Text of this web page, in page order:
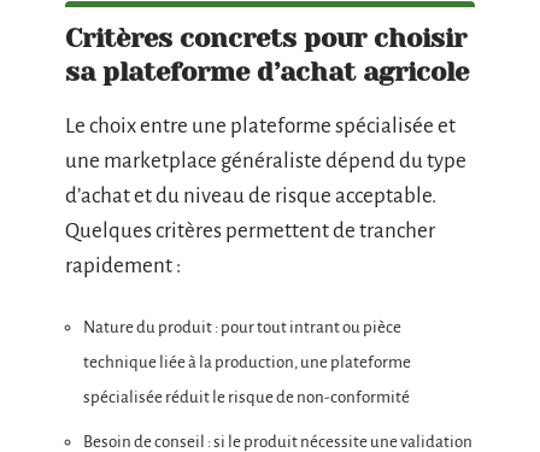
Critères concrets pour choisir
sa plateforme d’achat agricole
Le choix entre une plateforme spécialisée et
une marketplace généraliste dépend du type
d’achat et du niveau de risque acceptable.
Quelques critères permettent de trancher
rapidement :
Nature du produit : pour tout intrant ou pièce
technique liée à la production, une plateforme
spécialisée réduit le risque de non-conformité
Besoin de conseil : si le produit nécessite une validation